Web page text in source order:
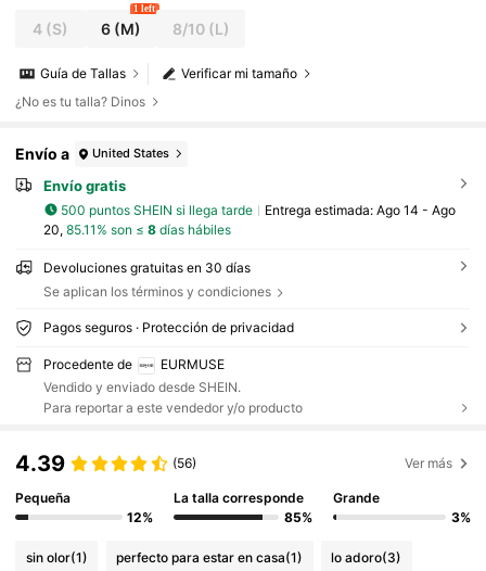
4 (S) 6 (M)
1 left
8/10(L)
Verificar mi tamaño
Guía de Tallas
¿No es tu talla? Dinos
Envío a United States
Envío gratis
500 puntos SHEIN si llega tarde Entrega estimada: Ago 14 - Ago
20, 85.11% son ≤ 8días hábiles
Devoluciones gratuitas en 30 días
Se aplican los términos y condiciones
Pagos seguros · Protección de privacidad
Procedente de
EURMUSE
Vendido y enviado desde SHEIN.
Para reportar a este vendedor y/o producto
4.39 (56) Ver más
Pequeña
12%
La talla corresponde
85%
Grande
3%
sin olor(1) perfecto para estar en casa(1) lo adoro(3)